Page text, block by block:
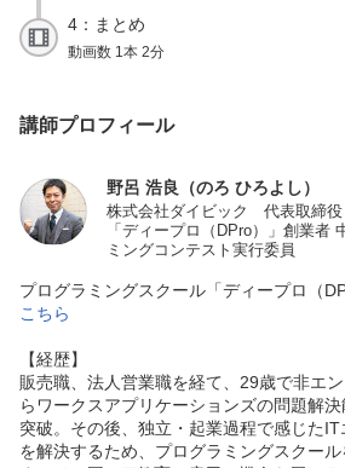
4：まとめ
動画数 1本 2分
講師プロフィール
野呂 浩良（のろ ひろよし）
株式会社ダイビック 代表取締役
「ディープロ（DPro）」創業者
ミングコンテスト実行委員
プログラミングスクール「ディープロ（
こちら
【経歴】
販売職、法人営業職を経て、29歳で非エ
らワークスアプリケーションズの問題解
突破。その後、独立・起業過程で感じた
を解決するため、プログラミングスクー